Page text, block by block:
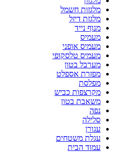
מלגזות חשמל
מלגזת דיזל
מנוף נייד
מעמיס
מעמיס אופני
מעמיס טלסקופי
מערבל בטון
מפזרת אספלט
מפלסת
מקרצפות כביש
משאבת בטון
נפה
סלילה
עגורן
עגלת משטחים
עמוד הבית